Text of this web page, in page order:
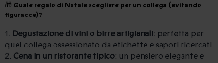
🎁 Quale regalo di Natale scegliere per un collega (evitando
figuracce)?
1. Degustazione di vini o birre artigianali: perfetta per
quel collega ossessionato da etichette e sapori ricercati
2. Cena in un ristorante tipico: un pensiero elegante e